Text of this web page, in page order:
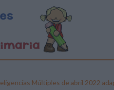
Múltiples de abril 2022